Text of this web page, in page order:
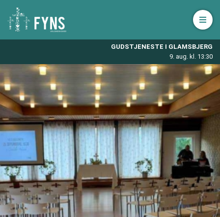
GUDSTJENESTE I GLAMSBJERG
9. aug. kl. 13:30
Åbn